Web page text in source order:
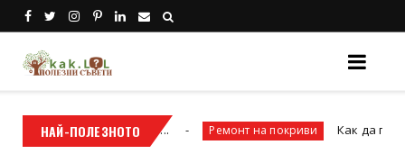
НАЙ-ПОЛЕЗНОТО
и причините ... Ремонт на покриви Как да планираме